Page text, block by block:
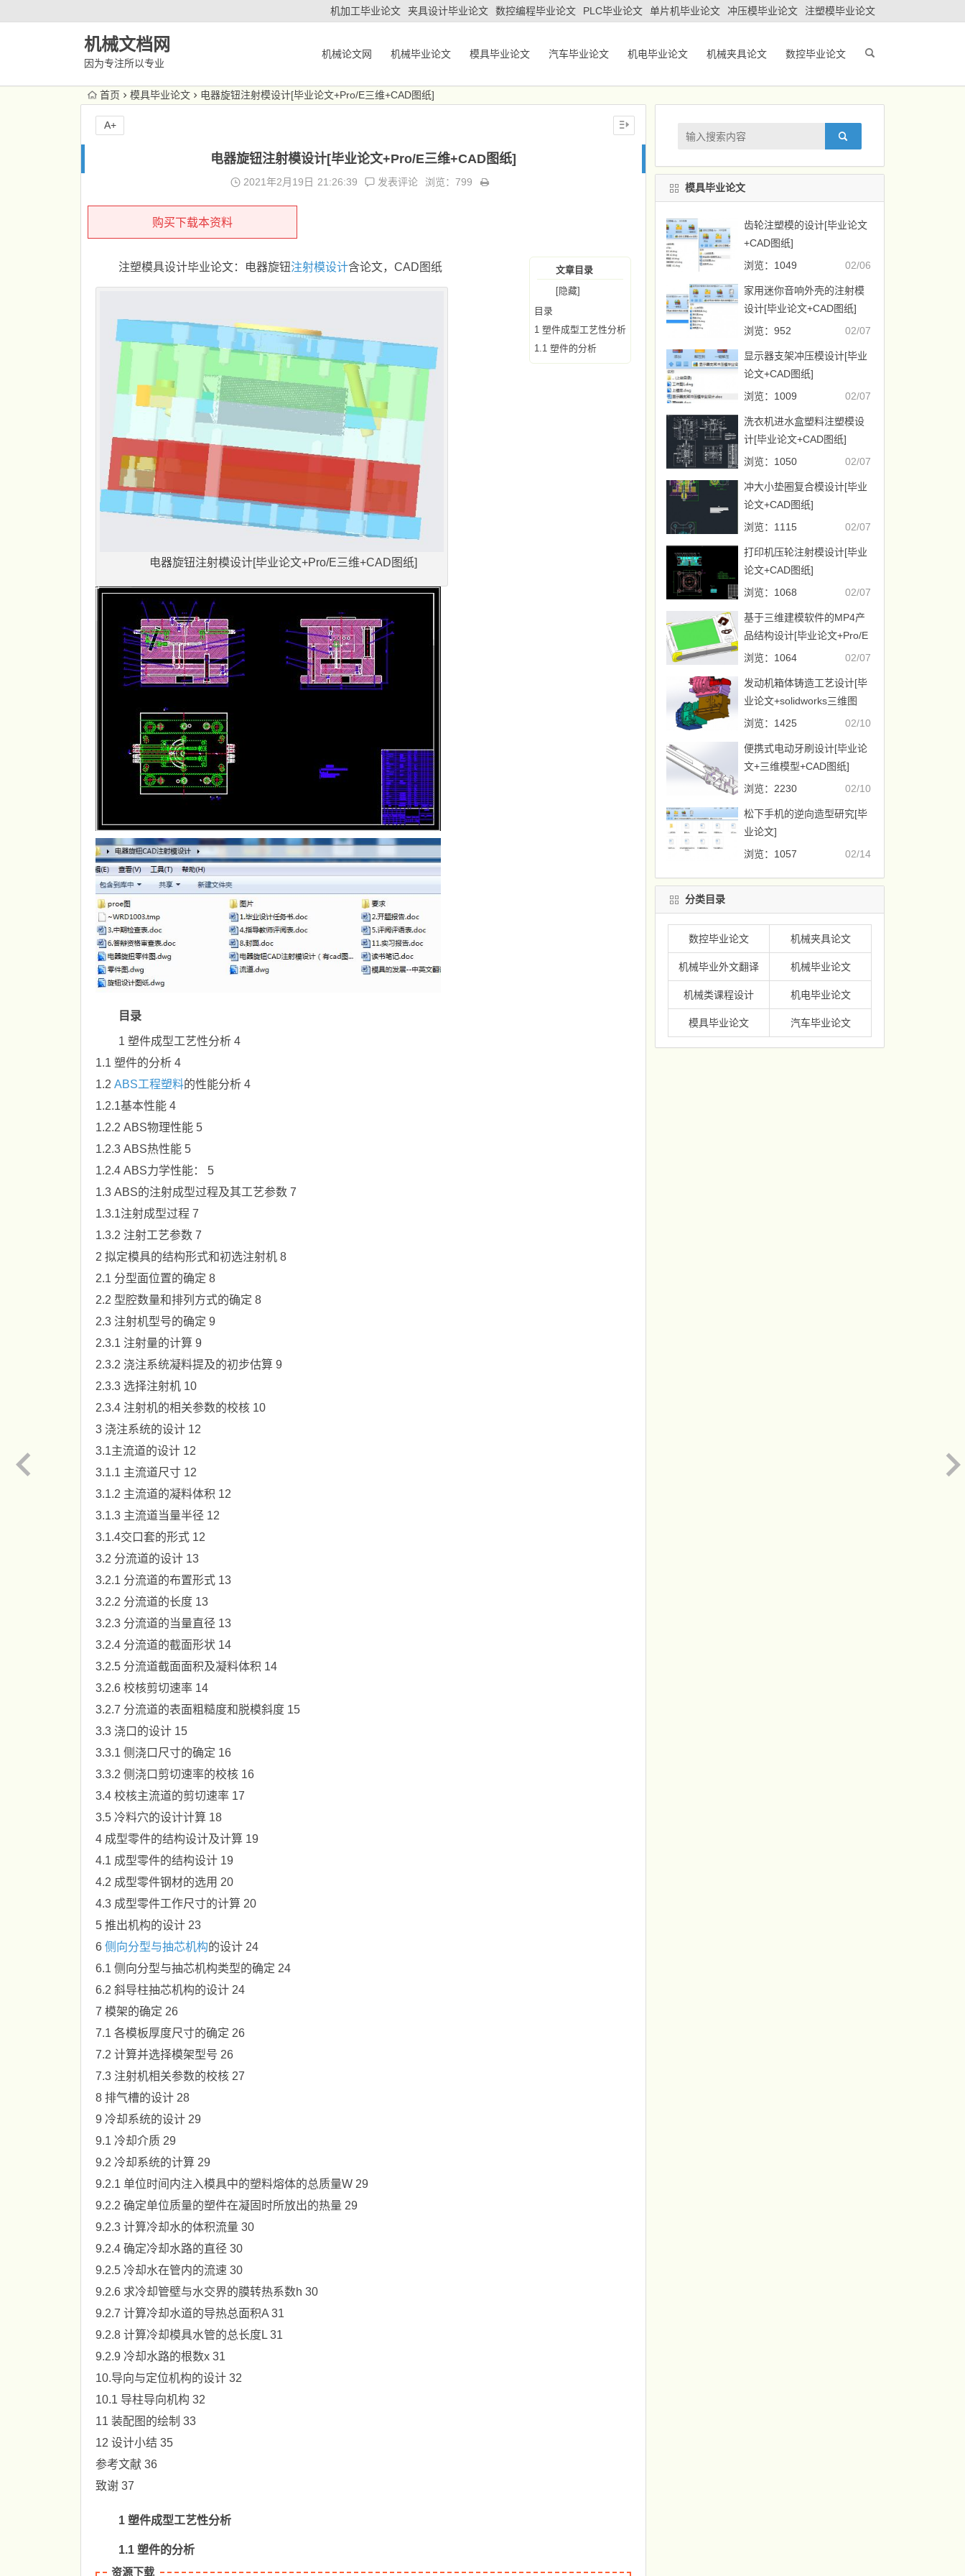
机加工毕业论文 夹具设计毕业论文 数控编程毕业论文 PLC毕业论文 单片机毕业论文 冲压模毕业论文 注塑模毕业论文
机械文档网
因为专注所以专业
机械论文网 机械毕业论文 模具毕业论文 汽车毕业论文 机电毕业论文 机械夹具论文 数控毕业论文
首页 模具毕业论文 电器旋钮注射模设计[毕业论文+Pro/E三维+CAD图纸]
电器旋钮注射模设计[毕业论文+Pro/E三维+CAD图纸]
2021年2月19日 21:26:39 发表评论 浏览：799
购买下载本资料
文章目录
[隐藏]
目录
1 塑件成型工艺性分析
1.1 塑件的分析
注塑模具设计毕业论文：电器旋钮注射模设计含论文，CAD图纸
电器旋钮注射模设计[毕业论文+Pro/E三维+CAD图纸]
目录
1 塑件成型工艺性分析 4
1.1 塑件的分析 4
1.2 ABS工程塑料的性能分析 4
1.2.1基本性能 4
1.2.2 ABS物理性能 5
1.2.3 ABS热性能 5
1.2.4 ABS力学性能： 5
1.3 ABS的注射成型过程及其工艺参数 7
1.3.1注射成型过程 7
1.3.2 注射工艺参数 7
2 拟定模具的结构形式和初选注射机 8
2.1 分型面位置的确定 8
2.2 型腔数量和排列方式的确定 8
2.3 注射机型号的确定 9
2.3.1 注射量的计算 9
2.3.2 浇注系统凝料提及的初步估算 9
2.3.3 选择注射机 10
2.3.4 注射机的相关参数的校核 10
3 浇注系统的设计 12
3.1主流道的设计 12
3.1.1 主流道尺寸 12
3.1.2 主流道的凝料体积 12
3.1.3 主流道当量半径 12
3.1.4交口套的形式 12
3.2 分流道的设计 13
3.2.1 分流道的布置形式 13
3.2.2 分流道的长度 13
3.2.3 分流道的当量直径 13
3.2.4 分流道的截面形状 14
3.2.5 分流道截面面积及凝料体积 14
3.2.6 校核剪切速率 14
3.2.7 分流道的表面粗糙度和脱模斜度 15
3.3 浇口的设计 15
3.3.1 侧浇口尺寸的确定 16
3.3.2 侧浇口剪切速率的校核 16
3.4 校核主流道的剪切速率 17
3.5 冷料穴的设计计算 18
4 成型零件的结构设计及计算 19
4.1 成型零件的结构设计 19
4.2 成型零件钢材的选用 20
4.3 成型零件工作尺寸的计算 20
5 推出机构的设计 23
6 侧向分型与抽芯机构的设计 24
6.1 侧向分型与抽芯机构类型的确定 24
6.2 斜导柱抽芯机构的设计 24
7 模架的确定 26
7.1 各模板厚度尺寸的确定 26
7.2 计算并选择模架型号 26
7.3 注射机相关参数的校核 27
8 排气槽的设计 28
9 冷却系统的设计 29
9.1 冷却介质 29
9.2 冷却系统的计算 29
9.2.1 单位时间内注入模具中的塑料熔体的总质量W 29
9.2.2 确定单位质量的塑件在凝固时所放出的热量 29
9.2.3 计算冷却水的体积流量 30
9.2.4 确定冷却水路的直径 30
9.2.5 冷却水在管内的流速 30
9.2.6 求冷却管壁与水交界的膜转热系数h 30
9.2.7 计算冷却水道的导热总面积A 31
9.2.8 计算冷却模具水管的总长度L 31
9.2.9 冷却水路的根数x 31
10.导向与定位机构的设计 32
10.1 导柱导向机构 32
11 装配图的绘制 33
12 设计小结 35
参考文献 36
致谢 37
1 塑件成型工艺性分析
1.1 塑件的分析
资源下载
A+
模具毕业论文
齿轮注塑模的设计[毕业论文
+CAD图纸]
02/06
浏览：1049
家用迷你音响外壳的注射模
设计[毕业论文+CAD图纸]
02/07
浏览：952
显示器支架冲压模设计[毕业
论文+CAD图纸]
02/07
浏览：1009
洗衣机进水盒塑料注塑模设
计[毕业论文+CAD图纸]
02/07
浏览：1050
冲大小垫圈复合模设计[毕业
论文+CAD图纸]
02/07
浏览：1115
打印机压轮注射模设计[毕业
论文+CAD图纸]
02/07
浏览：1068
基于三维建模软件的MP4产
品结构设计[毕业论文+Pro/E
图纸]
02/07
浏览：1064
发动机箱体铸造工艺设计[毕
业论文+solidworks三维图
+CAD图纸]
02/10
浏览：1425
便携式电动牙刷设计[毕业论
文+三维模型+CAD图纸]
02/10
浏览：2230
松下手机的逆向造型研究[毕
业论文]
02/14
浏览：1057
分类目录
数控毕业论文 机械夹具论文
机械毕业外文翻译 机械毕业论文
机械类课程设计 机电毕业论文
模具毕业论文 汽车毕业论文